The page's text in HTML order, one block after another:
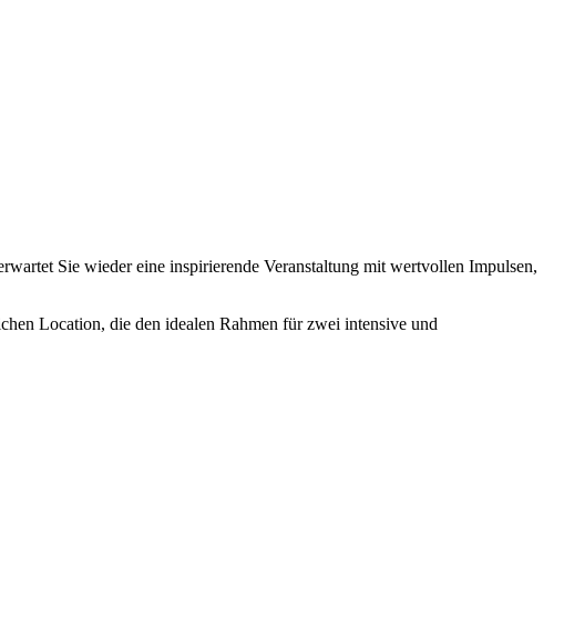
Sie wieder eine inspirierende Veranstaltung mit wertvollen Impulsen,
Location, die den idealen Rahmen für zwei intensive und